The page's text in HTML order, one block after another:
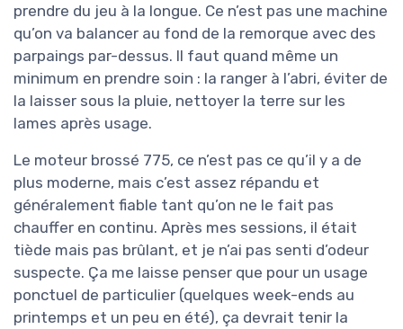
prendre du jeu à la longue. Ce n’est pas une machine
qu’on va balancer au fond de la remorque avec des
parpaings par-dessus. Il faut quand même un
minimum en prendre soin : la ranger à l’abri, éviter de
la laisser sous la pluie, nettoyer la terre sur les
lames après usage.
Le moteur brossé 775, ce n’est pas ce qu’il y a de
plus moderne, mais c’est assez répandu et
généralement fiable tant qu’on ne le fait pas
chauffer en continu. Après mes sessions, il était
tiède mais pas brûlant, et je n’ai pas senti d’odeur
suspecte. Ça me laisse penser que pour un usage
ponctuel de particulier (quelques week-ends au
printemps et un peu en été), ça devrait tenir la